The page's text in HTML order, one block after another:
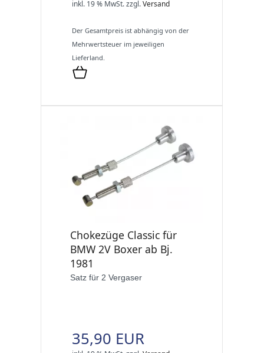
inkl. 19 % MwSt.zzgl.Versand
Der Gesamtpreis ist abhängig von der
Mehrwertsteuer im jeweiligen
Lieferland.
Chokezüge Classic für
BMW 2V Boxer ab Bj.
1981
Satz für 2 Vergaser
35,90 EUR